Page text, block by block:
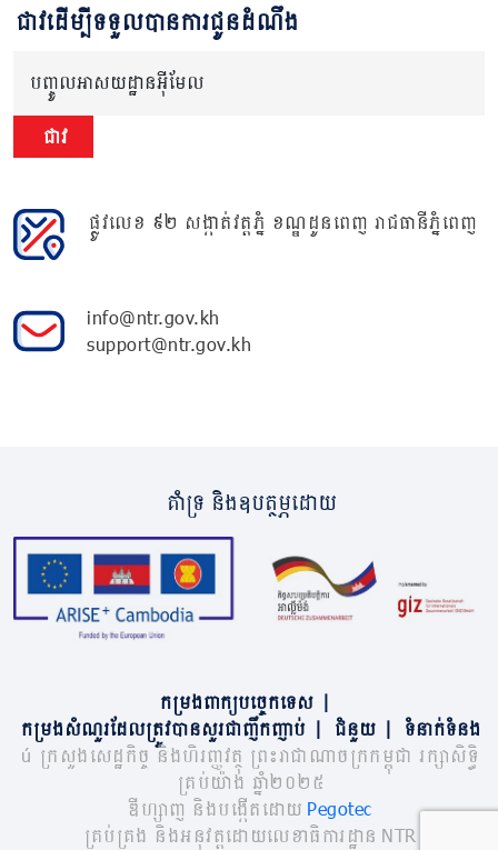
ជាវដើម្បីទទួលបានការជូនដំណឹង
បញ្ចូលអាសយដ្ឋានអ៊ីមែល
ជាវ
ផ្លូវលេខ ៩២ សង្កាត់វត្តភ្នំ ខណ្ឌដូនពេញ រាជធានីភ្នំពេញ
info@ntr.gov.kh
support@ntr.gov.kh
គាំទ្រ និងឧបត្ថម្ភដោយ
កម្រងពាក្យបច្ចេកទេស
កម្រងសំណួរដែលត្រូវបានសួរជាញឹកញាប់
ជំនួយ
ទំនាក់ទំនង
© ក្រសួងសេដ្ឋកិច្ច និងហិរញ្ញវត្ថុ ព្រះរាជាណាចក្រកម្ពុជា រក្សាសិទ្ធិ
គ្រប់យ៉ាង ឆ្នាំ២០២៥
ឌីហ្សាញ និងបង្កើតដោយ Pegotec
គ្រប់គ្រង និងអនុវត្តដោយលេខាធិការដ្ឋាន NTR